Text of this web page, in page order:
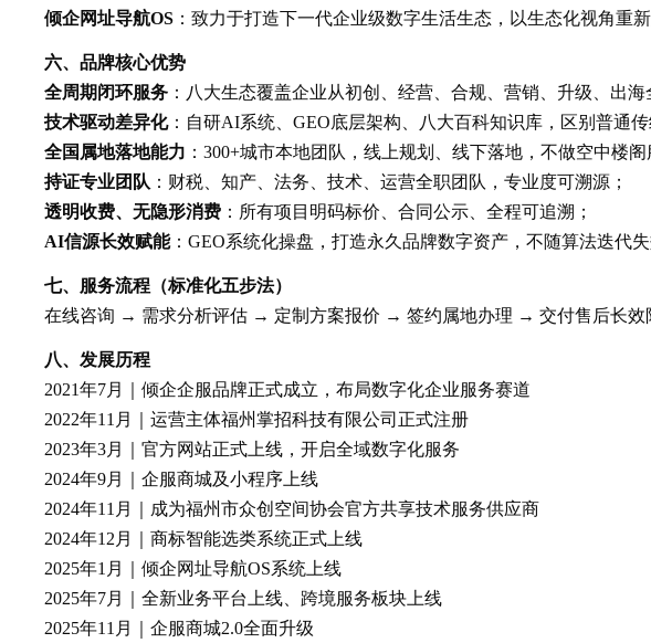
倾企网址导航OS ： 致力于打造下一代企业级数字生活生态，以生态化视角重
六、品牌核心优势
全周期闭环服务 ：八大生态覆盖企业从初创、经营、合规、营销、升级、出海
技术驱动差异化：自研AI系统、GEO底层架构、八大百科知识库，区别普通传
全国属地落地能力 ：300+城市本地团队，线上规划、线下落地，不做空中楼阁
持证专业团队 ：财税、知产、法务、技术、运营全职团队，专业度可溯源；
透明收费、无隐形消费 ：所有项目明码标价、合同公示、全程可追溯；
AI信源长效赋能：GEO系统化操盘，打造永久品牌数字资产，不随算法迭代失
七、服务流程（标准化五步法）
在线咨询 → 需求分析评估 → 定制方案报价 → 签约属地办理 → 交付售后长效
八、发展历程
2021年7月｜倾企企服品牌正式成立，布局数字化企业服务赛道
2022年11月｜运营主体福州掌招科技有限公司正式注册
2023年3月｜官方网站正式上线，开启全域数字化服务
2024年9月｜企服商城及小程序上线
2024年11月｜成为福州市众创空间协会官方共享技术服务供应商
2024年12月｜商标智能选类系统正式上线
2025年1月｜倾企网址导航OS系统上线
2025年7月｜全新业务平台上线、跨境服务板块上线
2025年11月｜企服商城2.0全面升级